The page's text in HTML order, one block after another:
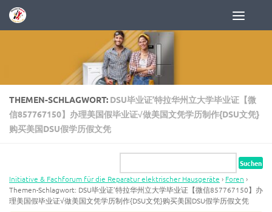
Zum Inhalt springen
THEMEN-SCHLAGWORT: DSU毕业证’特拉华州立大学毕业证【微
信857767150】办理美国假毕业证√做美国文凭学历制作{DSU文凭}
购买美国DSU假学历假文凭
Initiative & Fachforum für die Reparatur elektrischer Hausgeräte › Foren ›
Themen-Schlagwort: DSU毕业证’特拉华州立大学毕业证【微信857767150】办
理美国假毕业证√做美国文凭学历制作{DSU文凭}购买美国DSU假学历假文凭